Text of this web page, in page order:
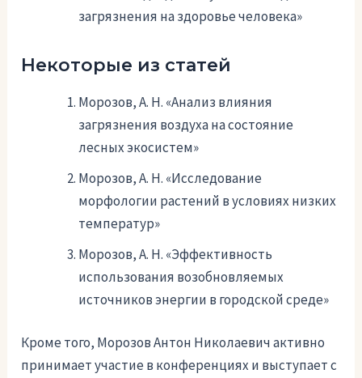
загрязнения на здоровье человека»
Некоторые из статей
Морозов, А. Н. «Анализ влияния
загрязнения воздуха на состояние
лесных экосистем»
Морозов, А. Н. «Исследование
морфологии растений в условиях низких
температур»
Морозов, А. Н. «Эффективность
использования возобновляемых
источников энергии в городской среде»
Кроме того, Морозов Антон Николаевич активно
принимает участие в конференциях и выступает с